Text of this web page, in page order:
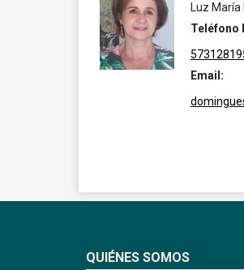
Luz
Teléfono
Email:
QUIÉNES SOMOS